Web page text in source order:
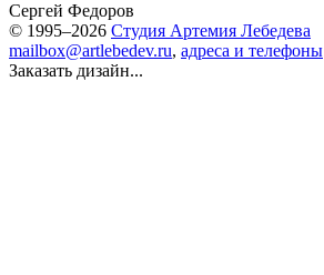
Сергей Федоров
© 1995–2026 Студия Артемия Лебедева
mailbox@artlebedev.ru, адреса и телефоны
Заказать дизайн...